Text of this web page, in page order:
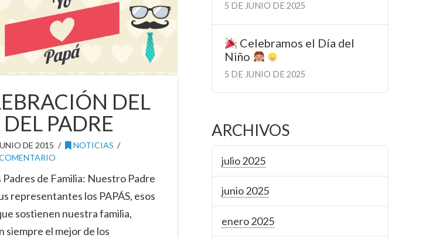
DEL
PADRE
DE 2015
NOTICIAS
Padres de Familia: Nuestro Padre
representantes los PAPÁS, esos
sostienen nuestra familia,
siempre el mejor de los
5 DE JUNIO DE 2025
Celebramos el Día del
Niño
5 DE JUNIO DE 2025
ARCHIVOS
julio 2025
junio 2025
enero 2025